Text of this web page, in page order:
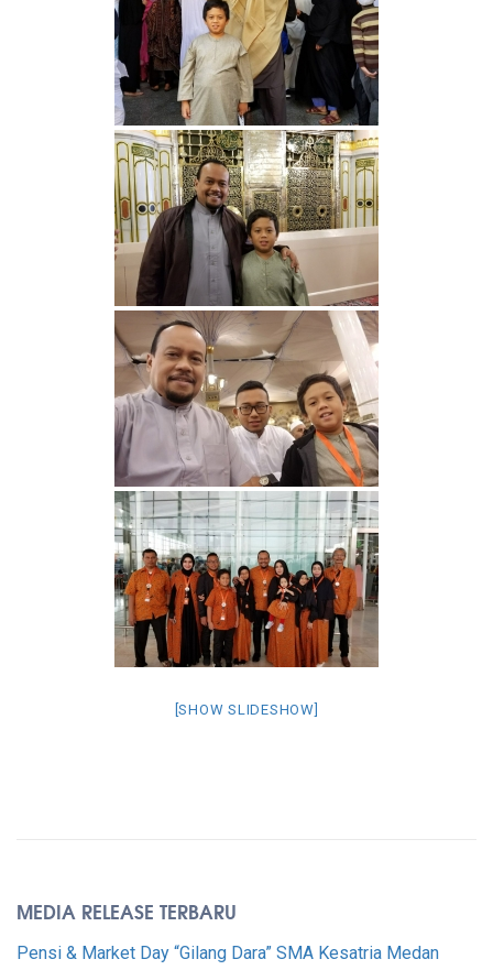
[SHOW SLIDESHOW]
MEDIA RELEASE TERBARU
Pensi & Market Day “Gilang Dara” SMA Kesatria Medan